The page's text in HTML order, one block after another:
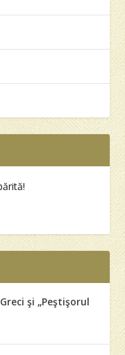
şi „Peştişorul